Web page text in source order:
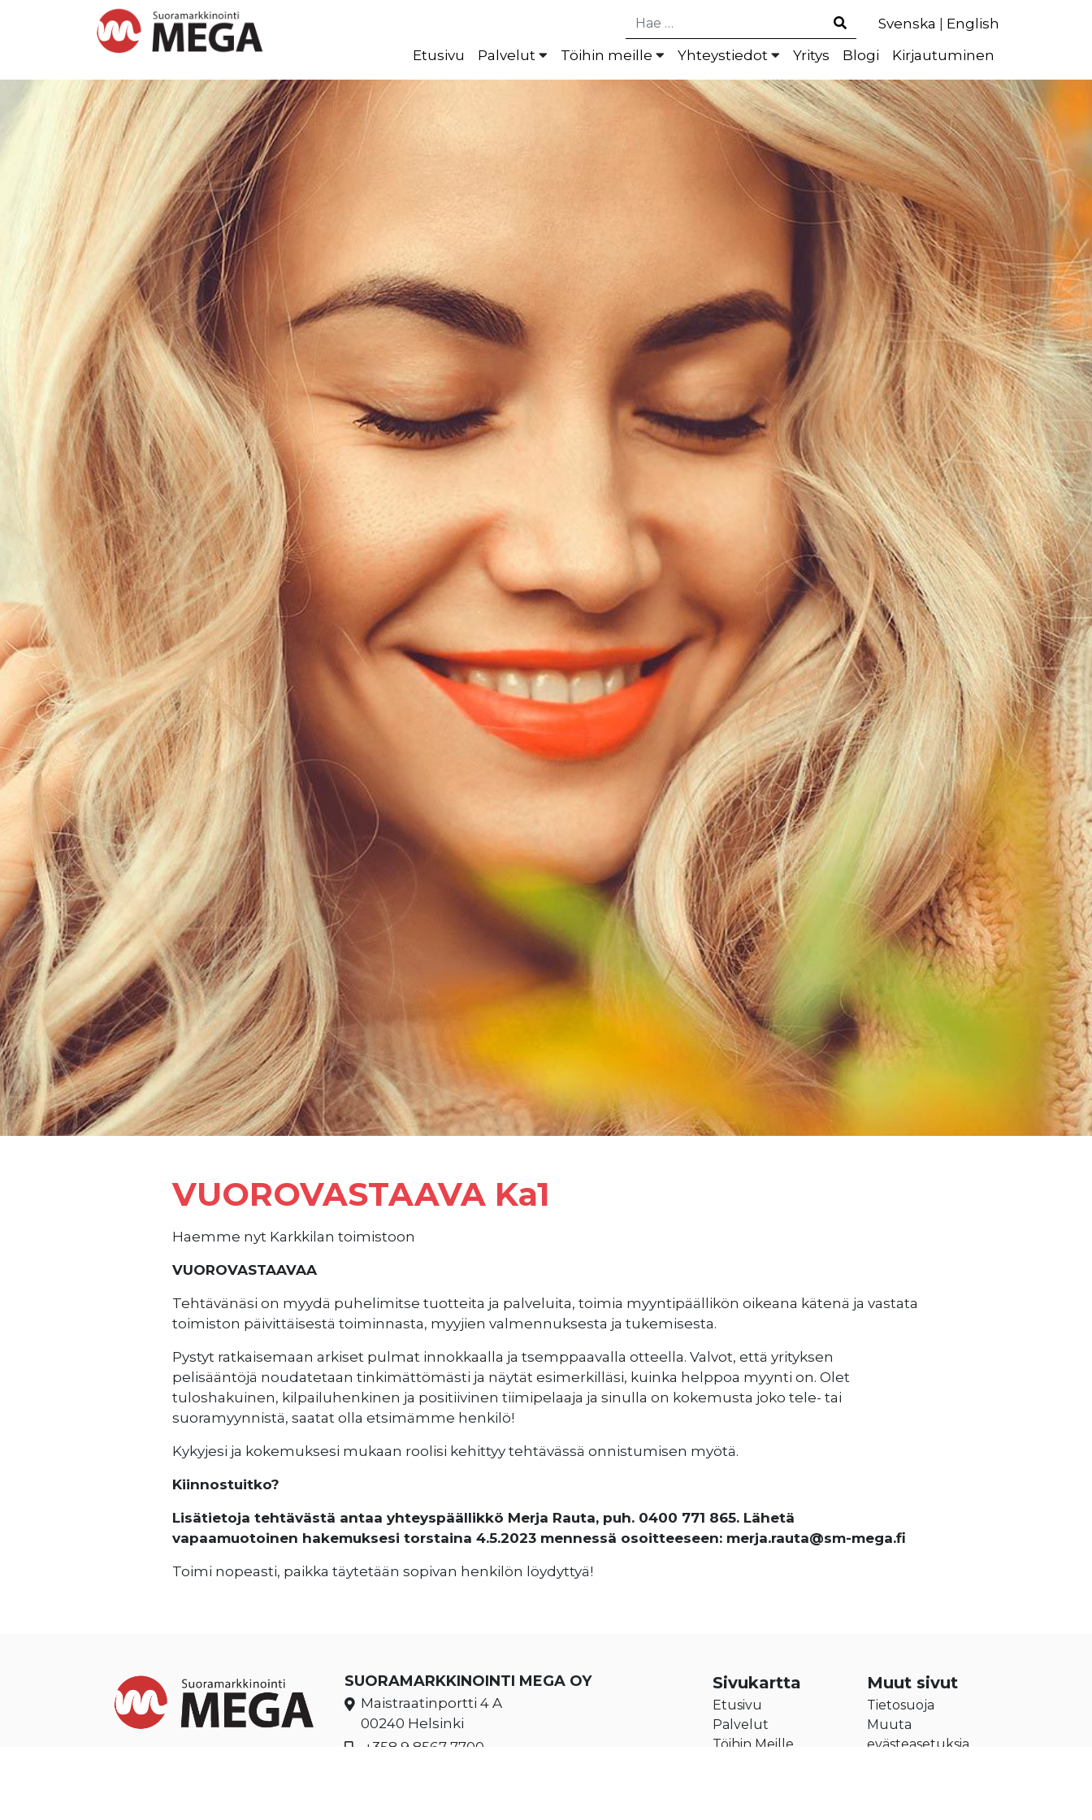
Hae Svenska
English
Etusivu
Palvelut Töihin meille Yhteystiedot Yritys Blogi Kirjautuminen
VUOROVASTAAVA Ka1
Haemme nyt Karkkilan toimistoon
VUOROVASTAAVAA
Tehtävänäsi on myydä puhelimitse tuotteita ja palveluita, toimia myyntipäällikön oikeana kätenä ja vastata
toimiston päivittäisestä toiminnasta, myyjien valmennuksesta ja tukemisesta.
Pystyt ratkaisemaan arkiset pulmat innokkaalla ja tsemppaavalla otteella. Valvot, että yrityksen
pelisääntöjä noudatetaan tinkimättömästi ja näytät esimerkilläsi, kuinka helppoa myynti on. Olet
tuloshakuinen, kilpailuhenkinen ja positiivinen tiimipelaaja ja sinulla on kokemusta joko tele- tai
suoramyynnistä, saatat olla etsimämme henkilö!
Kykyjesi ja kokemuksesi mukaan roolisi kehittyy tehtävässä onnistumisen myötä.
Kiinnostuitko?
Lisätietoja tehtävästä antaa yhteyspäällikkö Merja Rauta, puh. 0400 771 865. Lähetä
vapaamuotoinen hakemuksesi torstaina 4.5.2023 mennessä osoitteeseen: merja.rauta@sm-mega.fi
Toimi nopeasti, paikka täytetään sopivan henkilön löydyttyä!
SUORAMARKKINOINTI MEGA OY
Maistraatinportti 4 A
00240 Helsinki
+358 9 8567 7700
Sivukartta
Etusivu
Palvelut
Töihin Meille
Muut sivut
Tietosuoja
Muuta
evästeasetuksia